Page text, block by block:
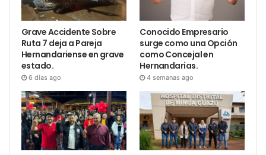
Grave Accidente Sobre
Ruta 7 deja a Pareja
Hernandariense en grave
estado.
6 días ago
Conocido Empresario
surge como una Opción
como Concejal en
Hernandarias.
4 semanas ago